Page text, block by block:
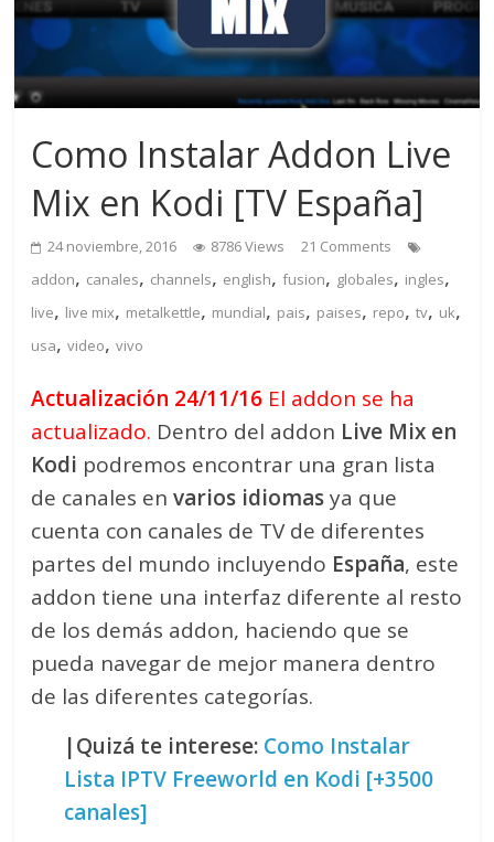
Como Instalar Addon Live
Mix en Kodi [TV España]
24 noviembre, 2016 8786 Views
21 Comments
addon, canales, channels, english,fusion, globales, ingles,
live, live mix, metalkettle, mundial, pais, paises, repo,tv, uk,
usa,video,vivo
Actualización 24/11/16 El addon se ha
actualizado. Dentro del addon Live Mix en
Kodi podremos encontrar una gran lista
de canales en varios idiomasya que
cuenta con canales de TV de diferentes
partes del mundo incluyendo España, este
addon tiene una interfaz diferente al resto
de los demás addon, haciendo que se
pueda navegar de mejor manera dentro
de las diferentes categorías.
|Quizá te interese: Como Instalar
Lista IPTV Freeworld en Kodi [+3500
canales]